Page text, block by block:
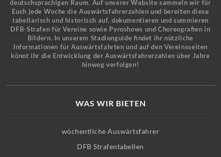
deutschsprachigen Raum. Auf unserer Website sammeln wir für
Euch jede Woche die Auswärtsfahrerzahlen und bereiten diese
tabellarisch und historisch auf, dokumentieren und summieren
DFB-Strafen für Vereine sowie Pyroshows und Choreografien in
Bildern. In unserem Stadionguide findet ihr nützliche
Informationen für Auswärtsfahrten und auf den Vereinsseiten
könnt ihr die Entwicklung der Auswärtsfahrerzahlen über Jahre
hinweg verfolgen!
WAS WIR BIETEN
wöchentliche Auswärtsfahrer
DFB Strafentabellen